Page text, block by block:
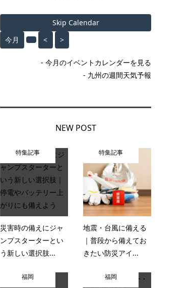
Skip Calendar
今月
< >
- 今月のイベントカレンダーを見る
- 九州の週間天気予報
NEW POST
特集記事
災害時の備えにジャ
ンプスターターとい
う新しい選択肢...
特集記事
地震・台風に備える
｜普段から備えてお
きたい防災アイ...
福岡 福岡